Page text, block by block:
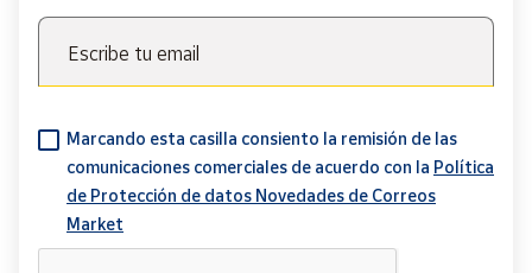
Escribe tu email
Marcando esta casilla consiento la remisión de las
comunicaciones comerciales de acuerdo con la Política
de Protección de datos Novedades de Correos
Market